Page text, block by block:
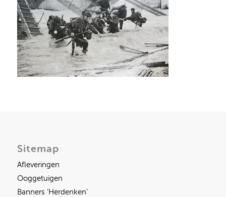
Sitemap
Afleveringen
Ooggetuigen
Banners ‘Herdenken’